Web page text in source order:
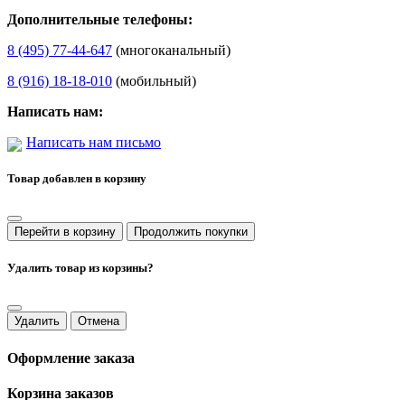
Дополнительные телефоны:
8 (495) 77-44-647 (многоканальный)
8 (916) 18-18-010 (мобильный)
Написать нам:
Написать нам письмо
Товар добавлен в корзину
Перейти в корзину Продолжить покупки
Удалить товар из корзины?
Удалить Отмена
Оформление заказа
Корзина заказов